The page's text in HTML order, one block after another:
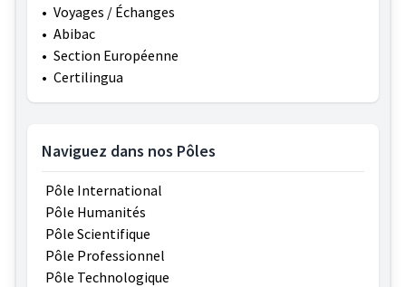
• Voyages / Échanges
• Abibac
• Section Européenne
• Certilingua
Naviguez dans nos Pôles
Pôle International
Pôle Humanités
Pôle Scientifique
Pôle Professionnel
Pôle Technologique